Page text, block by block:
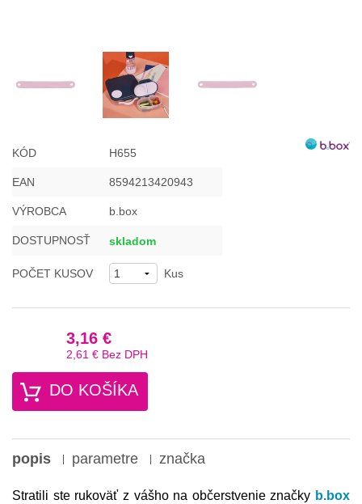
KÓD H655
EAN 8594213420943
VÝROBCA b.box
DOSTUPNOSŤ skladom
POČET KUSOV Kus
3,16 €
2,61 € Bez DPH
DO KOŠÍKA
popis parametre značka
Stratili ste rukoväť z vášho na občerstvenie značky b.box